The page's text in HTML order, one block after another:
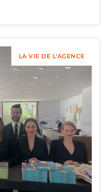
LA VIE DE L'AGENCE